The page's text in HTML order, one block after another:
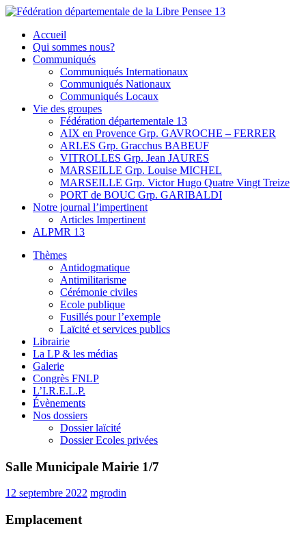
Skip
content
Fédération départementale de la Libre Pensee 13
Membre de la fédération Nationale de la Libre Pensée ni dieu ni
maitre
Accueil
Qui sommes nous?
Communiqués
Communiqués Internationaux
Communiqués Nationaux
Communiqués Locaux
Vie des groupes
Fédération départementale 13
AIX en Provence Grp. GAVROCHE – FERRER
ARLES Grp. Gracchus BABEUF
VITROLLES Grp. Jean JAURES
MARSEILLE Grp. Louise MICHEL
MARSEILLE Grp. Victor Hugo Quatre Vingt Treize
PORT de BOUC Grp. GARIBALDI
Notre journal l’impertinent
Articles Impertinent
ALPMR 13
Thèmes
Antidogmatique
Antimilitarisme
Cérémonie civiles
Ecole publique
Fusillés pour l’exemple
Laïcité et services publics
Librairie
La LP & les médias
Galerie
Congrès FNLP
L’I.R.E.L.P.
Évènements
Nos dossiers
Dossier laïcité
Dossier Ecoles privées
Salle Municipale Mairie 1/7
12 septembre 2022 mgrodin
Emplacement